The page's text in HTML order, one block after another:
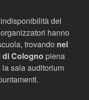
del
hanno
trovando nel
Cologno piena
sala auditorium